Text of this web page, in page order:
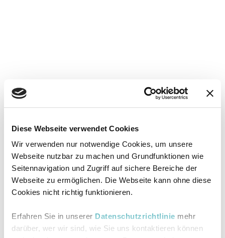
Diese Webseite verwendet Cookies
Wir verwenden nur notwendige Cookies, um unsere
Webseite nutzbar zu machen und Grundfunktionen wie
Seitennavigation und Zugriff auf sichere Bereiche der
Webseite zu ermöglichen. Die Webseite kann ohne diese
Cookies nicht richtig funktionieren.
Erfahren Sie in unserer Datenschutzrichtlinie mehr
darüber, wer wir sind, wie Sie uns kontaktieren können